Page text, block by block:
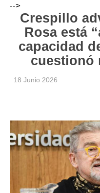
-->
Crespillo
Rosa está
capacidad
cuestionó
18 Junio 2026